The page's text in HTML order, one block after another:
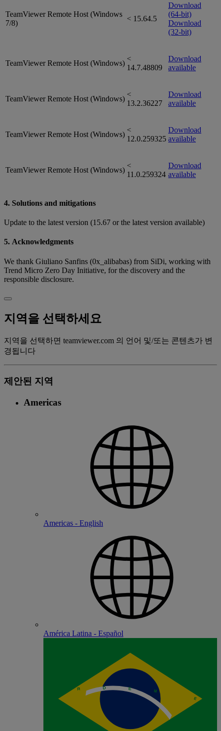
TeamViewer Remote Host (Windows
7/8)
< 15.64.5
Download
(64-bit)
Download
(32-bit)
TeamViewer Remote Host (Windows)
<
14.7.48809
Download
available
TeamViewer Remote Host (Windows)
<
13.2.36227
Download
available
TeamViewer Remote Host (Windows)
<
12.0.259325
Download
available
TeamViewer Remote Host (Windows)
<
11.0.259324
Download
available
4. Solutions and mitigations
Update to the latest version (15.67 or the latest version available)
5. Acknowledgments
We thank Giuliano Sanfins (0x_alibabas) from SiDi, working with
Trend Micro Zero Day Initiative, for the discovery and the
responsible disclosure.
지역을 선택하세요
지역을 선택하면 teamviewer.com 의 언어 및/또는 콘텐츠가 변
경됩니다
제안된 지역
Americas
Americas - English
América Latina - Español